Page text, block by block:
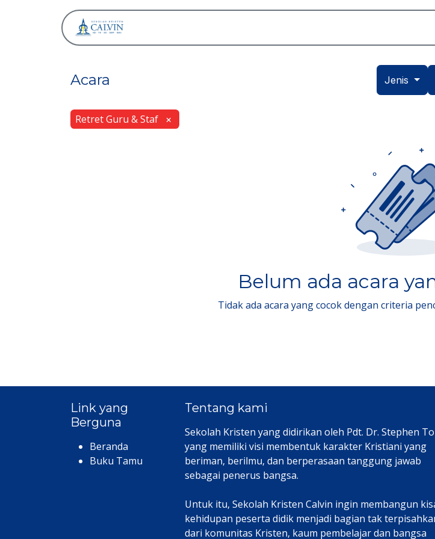
Acara Jenis
Retret Guru & Staf ×
Belum ada acara
Tidak ada acara yang cocok dengan criteria
Link yang
Berguna
Beranda
Buku Tamu
Tentang kami
Sekolah Kristen yang didirikan oleh Pdt. Dr. Stephen
yang memiliki visi membentuk karakter Kristiani yang
beriman, berilmu, dan berperasaan tanggung jawab
sebagai penerus bangsa.
Untuk itu, Sekolah Kristen Calvin ingin membangun
kehidupan peserta didik menjadi bagian tak
dari komunitas Kristen, kaum pembelajar dan bangsa